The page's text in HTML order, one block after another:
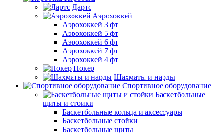
Дартс
Аэрохоккей
Аэрохоккей 3 фт
Аэрохоккей 5 фт
Аэрохоккей 6 фт
Аэрохоккей 7 фт
Аэрохоккей 4 фт
Покер
Шахматы и нарды
Спортивное оборудование
Баскетбольные
щиты и стойки
Баскетбольные кольца и аксессуары
Баскетбольные стойки
Баскетбольные щиты